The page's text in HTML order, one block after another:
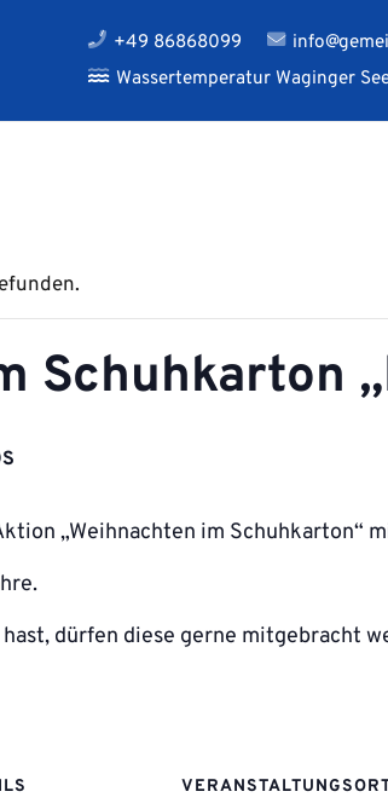
+49 86868099
Wassertemperatur Waginger
Schuhkarton
„Weihnachten im Schuhkarton“
dürfen diese gerne mitgebracht